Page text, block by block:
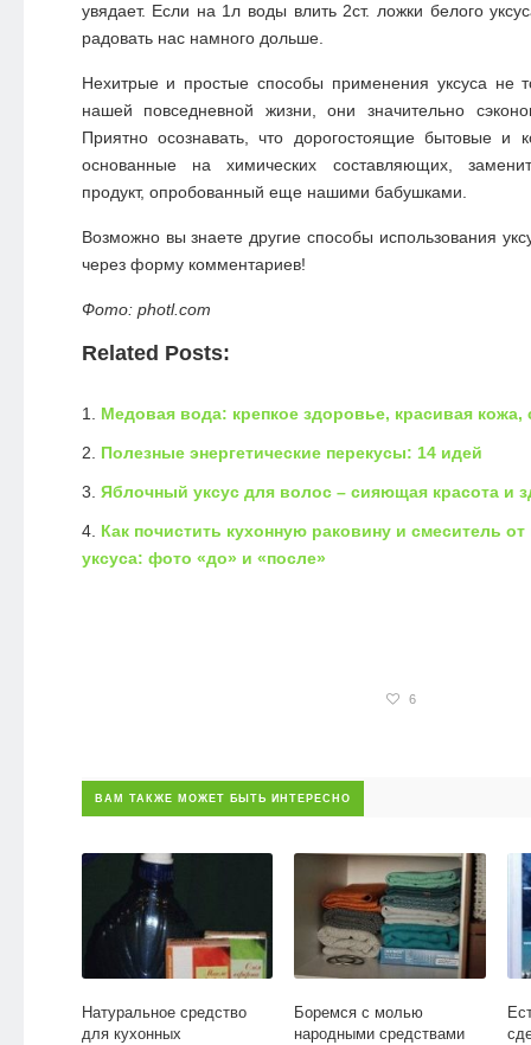
увядает. Если на 1л воды влить 2ст. ложки белого
радовать нас намного дольше.
Нехитрые и простые способы применения уксуса не
нашей повседневной жизни, они значительно
Приятно осознавать, что дорогостоящие бытовые и
основанные на химических составляющих,
продукт, опробованный еще нашими бабушками.
Возможно вы знаете другие способы использования
через форму комментариев!
Фото: photl.com
Related Posts:
Медовая вода: крепкое здоровье, красивая кожа,
Полезные энергетические перекусы: 14 идей
Яблочный уксус для волос – сияющая красота и
Как почистить кухонную раковину и смеситель
уксуса: фото «до» и «после»
6
ВАМ ТАКЖЕ МОЖЕТ БЫТЬ ИНТЕРЕСНО
Натуральное средство
для кухонных
Боремся с молью
народными средствами